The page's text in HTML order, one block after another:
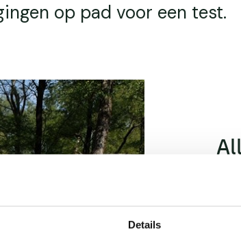
Details
op pad voor een test.